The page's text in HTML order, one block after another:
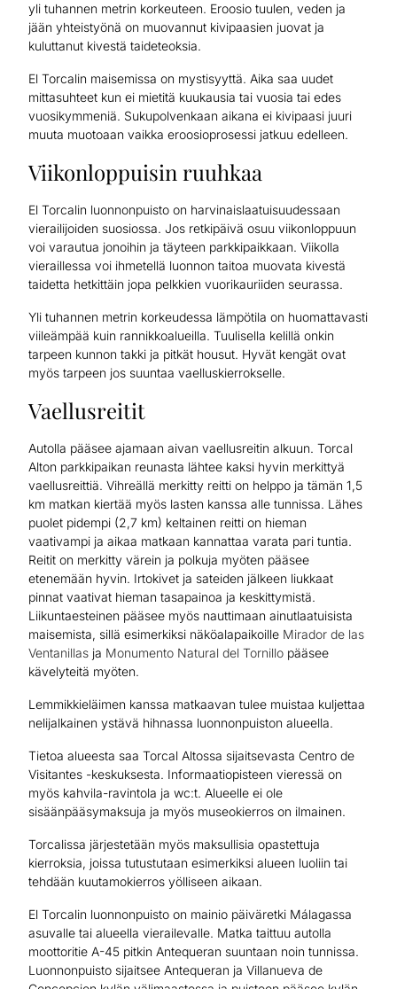
yli tuhannen metrin korkeuteen. Eroosio tuulen, veden ja
jään yhteistyönä on muovannut kivipaasien juovat ja
kuluttanut kivestä taideteoksia.
El Torcalin maisemissa on mystisyyttä. Aika saa uudet
mittasuhteet kun ei mietitä kuukausia tai vuosia tai edes
vuosikymmeniä. Sukupolvenkaan aikana ei kivipaasi juuri
muuta muotoaan vaikka eroosioprosessi jatkuu edelleen.
Viikonloppuisin ruuhkaa
El Torcalin luonnonpuisto on harvinaislaatuisuudessaan
vierailijoiden suosiossa. Jos retkipäivä osuu viikonloppuun
voi varautua jonoihin ja täyteen parkkipaikkaan. Viikolla
vieraillessa voi ihmetellä luonnon taitoa muovata kivestä
taidetta hetkittäin jopa pelkkien vuorikauriiden seurassa.
Yli tuhannen metrin korkeudessa lämpötila on huomattavasti
viileämpää kuin rannikkoalueilla. Tuulisella kelillä onkin
tarpeen kunnon takki ja pitkät housut. Hyvät kengät ovat
myös tarpeen jos suuntaa vaelluskierrokselle.
Vaellusreitit
Autolla pääsee ajamaan aivan vaellusreitin alkuun. Torcal
Alton parkkipaikan reunasta lähtee kaksi hyvin merkittyä
vaellusreittiä. Vihreällä merkitty reitti on helppo ja tämän 1,5
km matkan kiertää myös lasten kanssa alle tunnissa. Lähes
puolet pidempi (2,7 km) keltainen reitti on hieman
vaativampi ja aikaa matkaan kannattaa varata pari tuntia.
Reitit on merkitty värein ja polkuja myöten pääsee
etenemään hyvin. Irtokivet ja sateiden jälkeen liukkaat
pinnat vaativat hieman tasapainoa ja keskittymistä.
Liikuntaesteinen pääsee myös nauttimaan ainutlaatuisista
maisemista, sillä esimerkiksi näköalapaikoille Mirador de las
Ventanillas ja Monumento Natural del Tornillo pääsee
kävelyteitä myöten.
Lemmikkieläimen kanssa matkaavan tulee muistaa kuljettaa
nelijalkainen ystävä hihnassa luonnonpuiston alueella.
Tietoa alueesta saa Torcal Altossa sijaitsevasta Centro de
Visitantes -keskuksesta. Informaatiopisteen vieressä on
myös kahvila-ravintola ja wc:t. Alueelle ei ole
sisäänpääsymaksuja ja myös museokierros on ilmainen.
Torcalissa järjestetään myös maksullisia opastettuja
kierroksia, joissa tutustutaan esimerkiksi alueen luoliin tai
tehdään kuutamokierros yölliseen aikaan.
El Torcalin luonnonpuisto on mainio päiväretki Málagassa
asuvalle tai alueella vierailevalle. Matka taittuu autolla
moottoritie A-45 pitkin Antequeran suuntaan noin tunnissa.
Luonnonpuisto sijaitsee Antequeran ja Villanueva de